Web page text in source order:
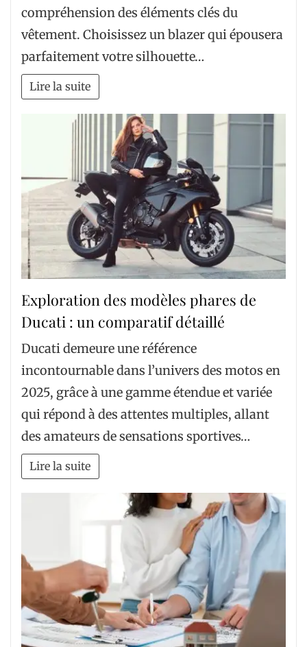
compréhension des éléments clés du
vêtement. Choisissez un blazer qui épousera
parfaitement votre silhouette…
Lire la suite
Exploration des modèles phares de
Ducati : un comparatif détaillé
Ducati demeure une référence
incontournable dans l’univers des motos en
2025, grâce à une gamme étendue et variée
qui répond à des attentes multiples, allant
des amateurs de sensations sportives…
Lire la suite